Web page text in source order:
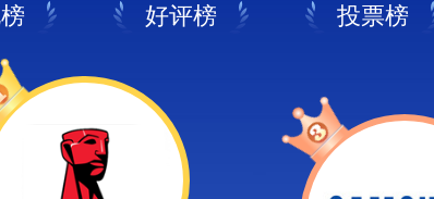
好评榜 投票榜